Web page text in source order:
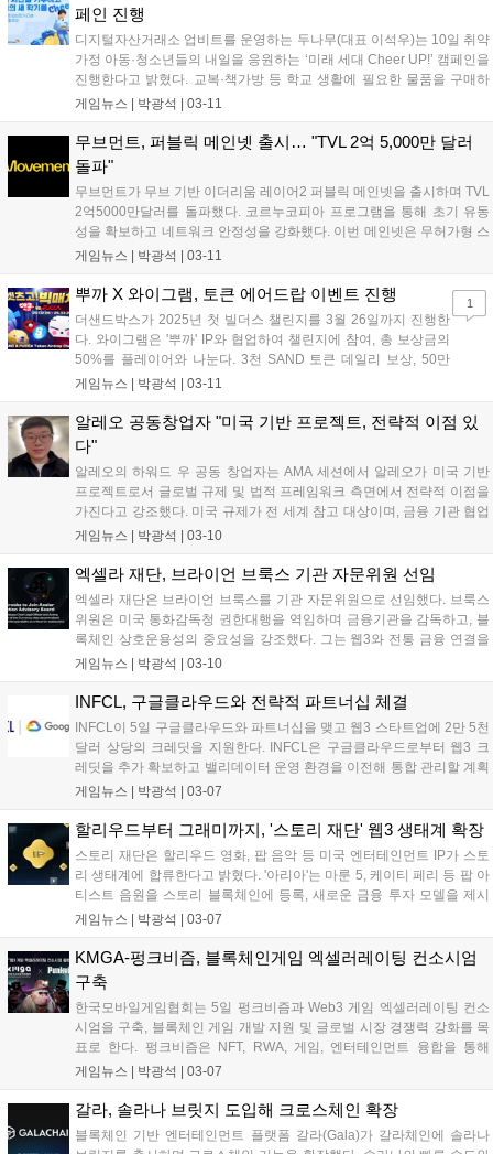
페인 진행
디지털자산거래소 업비트를 운영하는 두나무(대표 이석우)는 10일 취약
가정 아동·청소년들의 내일을 응원하는 ‘미래 세대 Cheer UP!’ 캠페인을
진행한다고 밝혔다. 교복·책가방 등 학교 생활에 필요한 물품을 구매하
지 못하고 어려움을 겪는 취약가정 아동·청소년들을 위한 디지털자산 기
오...
게임뉴스 | 박광석 | 03-11
무브먼트, 퍼블릭 메인넷 출시… "TVL 2억 5,000만 달러
돌파"
무브먼트가 무브 기반 이더리움 레이어2 퍼블릭 메인넷을 출시하며 TVL
2억5000만달러를 돌파했다. 코르누코피아 프로그램을 통해 초기 유동
성을 확보하고 네트워크 안정성을 강화했다. 이번 메인넷은 무허가형 스
마트 컨트랙트 배포, 사용자 온보딩, 이더리움 거래 속도 개선, 레이어제
후 일반 사용자 참여를 확대했다....
게임뉴스 | 박광석 | 03-11
뿌까 X 와이그램, 토큰 에어드랍 이벤트 진행
더샌드박스가 2025년 첫 빌더스 챌린지를 3월 26일까지 진행한
다. 와이그램은 '뿌까' IP와 협업하여 챌린지에 참여, 총 보상금의
50%를 플레이어와 나눈다. 3천 SAND 토큰 데일리 보상, 50만
PUCCA 토큰 플레이 인증 이벤트도 제공한다. '뿌까'와 '애코와 친
브 이벤트가 진행된다. 자세한 정보는 뿌까, 와이그램 X, 디스코드
에서 확인 가능하다....
게임뉴스 | 박광석 | 03-11
1
알레오 공동창업자 "미국 기반 프로젝트, 전략적 이점 있
다"
알레오의 하워드 우 공동 창업자는 AMA 세션에서 알레오가 미국 기반
프로젝트로서 글로벌 규제 및 법적 프레임워크 측면에서 전략적 이점을
가진다고 강조했다. 미국 규제가 전 세계 참고 대상이며, 금융 기관 협업
시 유리하다고 언급했다. 알레오는 미국 기반 기업으로서 정체성을 다져
출신 인사들로 구성되어 규제 준수 및 보안성을 강화하고 있다. 최근 구
게임뉴스 | 박광석 | 03-10
엑셀라 재단, 브라이언 브룩스 기관 자문위원 선임
엑셀라 재단은 브라이언 브룩스를 기관 자문위원으로 선임했다. 브룩스
위원은 미국 통화감독청 권한대행을 역임하며 금융기관을 감독하고, 블
록체인 상호운용성의 중요성을 강조했다. 그는 웹3와 전통 금융 연결을
통해 혁신적인 금융 상품을 선보일 수 있다고 밝혔다. 엑셀라 재단은 엑
셀라 네트워크 토큰 AXL 상장지수펀드 출시를 위해 SEC에 서류를 제출
게임뉴스 | 박광석 | 03-10
INFCL, 구글클라우드와 전략적 파트너십 체결
INFCL이 5일 구글클라우드와 파트너십을 맺고 웹3 스타트업에 2만 5천
달러 상당의 크레딧을 지원한다. INFCL은 구글클라우드로부터 웹3 크
레딧을 추가 확보하고 밸리데이터 운영 환경을 이전해 통합 관리할 계획
이다. 구글클라우드는 블록체인 노드 인프라, 컴퓨팅 파워, 보안 솔루션
최했으며, 네트워킹 이벤트도 진행할 예정이다....
게임뉴스 | 박광석 | 03-07
할리우드부터 그래미까지, '스토리 재단' 웹3 생태계 확장
스토리 재단은 할리우드 영화, 팝 음악 등 미국 엔터테인먼트 IP가 스토
리 생태계에 합류한다고 밝혔다. '아리아'는 마룬 5, 케이티 페리 등 팝 아
티스트 음원을 스토리 블록체인에 등록, 새로운 금융 투자 모델을 제시
한다. 'STR8FIRE'는 다큐멘터리 '발리스틱스' IP를 추가, 수익화 모델을
SF 프랜차이즈 IP '이머전스'를 구축, IP 마켓플레이스로 확장하고 있
다....
게임뉴스 | 박광석 | 03-07
KMGA-펑크비즘, 블록체인게임 엑셀러레이팅 컨소시엄
구축
한국모바일게임협회는 5일 펑크비즘과 Web3 게임 엑셀러레이팅 컨소
시엄을 구축, 블록체인 게임 개발 지원 및 글로벌 시장 경쟁력 강화를 목
표로 한다. 펑크비즘은 NFT, RWA, 게임, 엔터테인먼트 융합을 통해
Web3.0 시대 비즈니스 모델을 개발하는 기업이다. 컨소시엄은 블록체
진출 지원 등을 제공할 예정이다....
게임뉴스 | 박광석 | 03-07
갈라, 솔라나 브릿지 도입해 크로스체인 확장
블록체인 기반 엔터테인먼트 플랫폼 갈라(Gala)가 갈라체인에 솔라나